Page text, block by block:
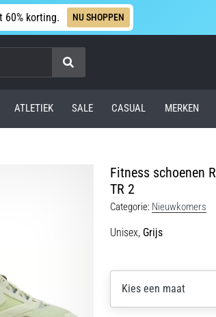
korting. NU SHOPPEN
Zoeken
ATLETIEK SALE CASUAL MERKEN
Fitness schoenen
TR 2
Categorie: Nieuwkomers
Unisex, Grijs
Kies een maat